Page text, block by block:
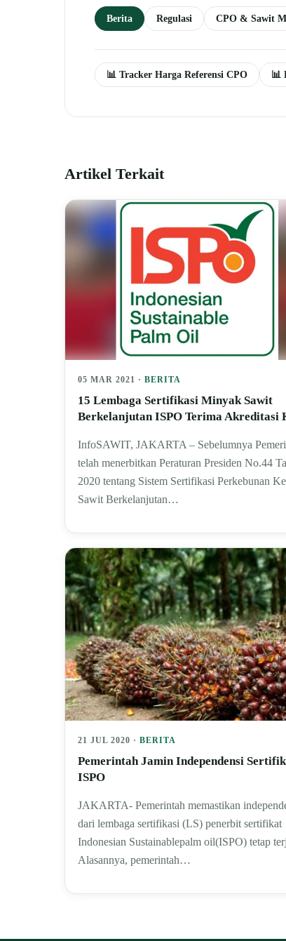
Berita Regulasi CPO & Sawit
📊 Tracker Harga Referensi CPO 📊
Artikel Terkait
05 MAR 2021 · BERITA
15 Lembaga Sertifikasi Minyak Sawit
Berkelanjutan ISPO Terima Akreditasi
InfoSAWIT, JAKARTA – Sebelumnya
telah menerbitkan Peraturan Presiden No.44
2020 tentang Sistem Sertifikasi Perkebunan
Sawit Berkelanjutan…
21 JUL 2020 · BERITA
Pemerintah Jamin Independensi
ISPO
JAKARTA- Pemerintah memastikan
dari lembaga sertifikasi (LS) penerbit sertifikat
Indonesian Sustainablepalm oil(ISPO) tetap
Alasannya, pemerintah…